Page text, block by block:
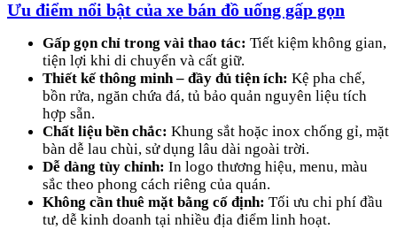
Ưu điểm nổi bật của xe bán đồ uống gấp gọn
Gấp gọn chỉ trong vài thao tác: Tiết kiệm không gian,
tiện lợi khi di chuyển và cất giữ.
Thiết kế thông minh – đầy đủ tiện ích: Kệ pha chế,
bồn rửa, ngăn chứa đá, tủ bảo quản nguyên liệu tích
hợp sẵn.
Chất liệu bền chắc: Khung sắt hoặc inox chống gỉ, mặt
bàn dễ lau chùi, sử dụng lâu dài ngoài trời.
Dễ dàng tùy chỉnh: In logo thương hiệu, menu, màu
sắc theo phong cách riêng của quán.
Không cần thuê mặt bằng cố định: Tối ưu chi phí đầu
tư, dễ kinh doanh tại nhiều địa điểm linh hoạt.